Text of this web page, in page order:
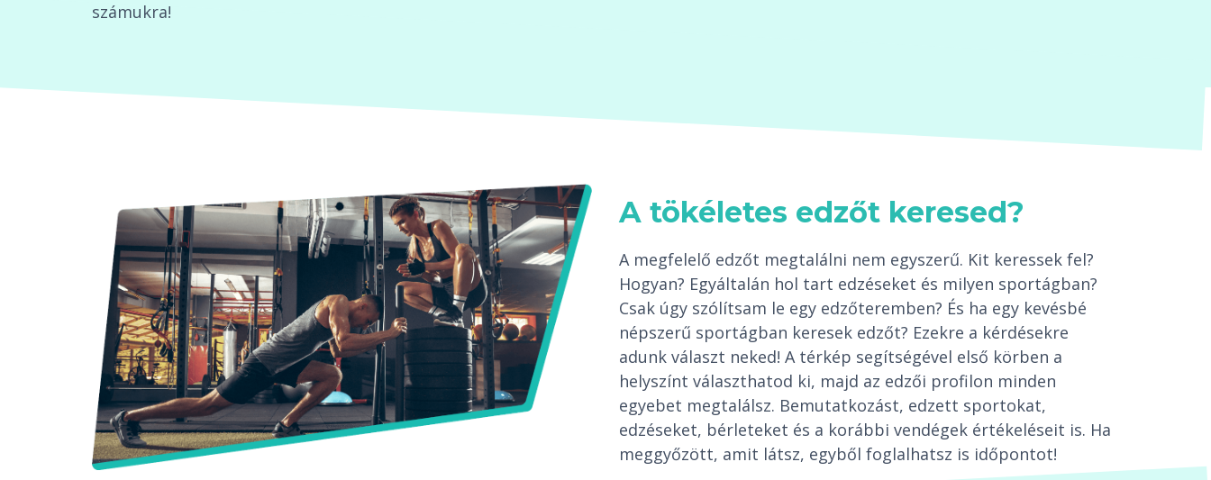
számukra!
A tökéletes edzőt keresed?
A megfelelő edzőt megtalálni nem egyszerű. Kit keressek fel?
Hogyan? Egyáltalán hol tart edzéseket és milyen sportágban?
Csak úgy szólítsam le egy edzőteremben? És ha egy kevésbé
népszerű sportágban keresek edzőt? Ezekre a kérdésekre
adunk választ neked! A térkép segítségével első körben a
helyszínt választhatod ki, majd az edzői profilon minden
egyebet megtalálsz. Bemutatkozást, edzett sportokat,
edzéseket, bérleteket és a korábbi vendégek értékeléseit is. Ha
meggyőzött, amit látsz, egyből foglalhatsz is időpontot!